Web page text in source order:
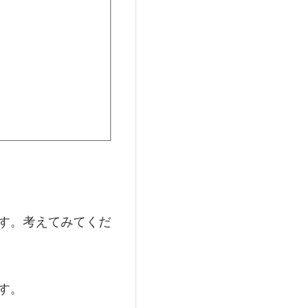
。考えてみてくだ
。